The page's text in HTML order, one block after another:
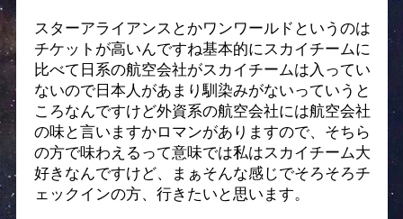
スターアライアンスとかワンワールドというのは
チケットが高いんですね基本的にスカイチームに
比べて日系の航空会社がスカイチームは入ってい
ないので日本人があまり馴染みがないっていうと
ころなんですけど外資系の航空会社には航空会社
の味と言いますかロマンがありますので、そちら
の方で味わえるって意味では私はスカイチーム大
好きなんですけど、まぁそんな感じでそろそろチ
ェックインの方、行きたいと思います。